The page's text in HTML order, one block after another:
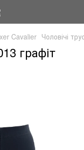
Cavalier Чоловічі
графіт